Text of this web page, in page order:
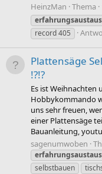
HeinzMan Thema
record 405
Plattensäge
!?!?
Es ist Weihnachten
Hobbykommando
uns sehr freuen,
einer Plattensäge
Bauanleitung,
sagenumwoben
selbstbauen